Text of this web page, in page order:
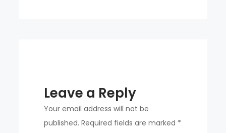
Leave a Reply
Your email address will not be
published. Required fields are marked *